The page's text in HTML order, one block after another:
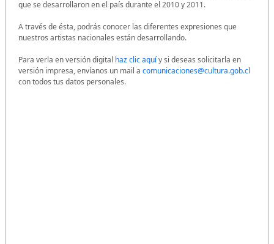
que se desarrollaron en el país durante el 2010 y 2011.
A través de ésta, podrás conocer las diferentes expresiones que
nuestros artistas nacionales están desarrollando.
Para verla en versión digital haz clic aquíy si deseas solicitarla en
versión impresa, envíanos un mail a comunicaciones@cultura.gob.cl
con todos tus datos personales.